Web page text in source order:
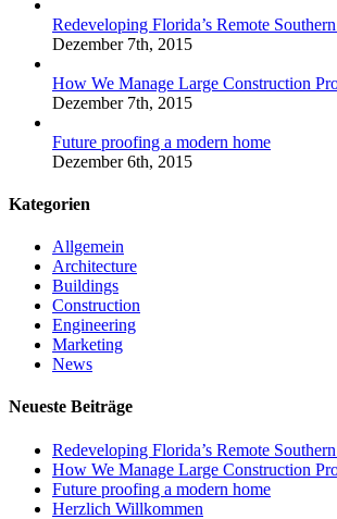
Redeveloping Florida’s Remote
Dezember 7th, 2015
How We Manage Large Construction
Dezember 7th, 2015
Future proofing a modern home
Dezember 6th, 2015
Kategorien
Allgemein
Architecture
Buildings
Construction
Engineering
Marketing
News
Neueste Beiträge
Redeveloping Florida’s Remote
How We Manage Large Construction
Future proofing a modern home
Herzlich Willkommen